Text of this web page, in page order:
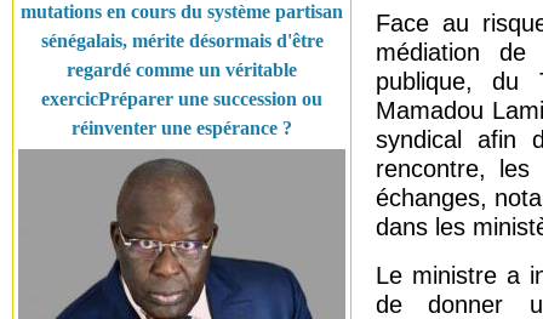
mutations en cours du système partisan
sénégalais, mérite désormais d'être
regardé comme un véritable
exercicPréparer une succession ou
réinventer une espérance ?
Face au
médiation
publique, du
Mamadou
syndical afin
rencontre, les
échanges,
dans les
Le ministre a
de donner